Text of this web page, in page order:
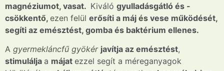
magnéziumot, vasat. Kiváló gyulladásgátló és -
csökkentő, ezen felül erősíti a máj és vese működését,
segíti az emésztést, gomba és baktérium ellenes.
A gyermekláncfű gyökér javítja az emésztést,
stimulálja a májat ezzel segít a méreganyagok